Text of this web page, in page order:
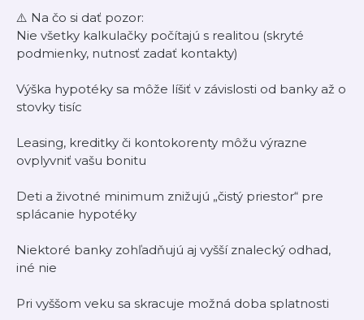
⚠️ Na čo si dať pozor:
Nie všetky kalkulačky počítajú s realitou (skryté
podmienky, nutnosť zadať kontakty)
Výška hypotéky sa môže líšiť v závislosti od banky až o
stovky tisíc
Leasing, kreditky či kontokorenty môžu výrazne
ovplyvniť vašu bonitu
Deti a životné minimum znižujú „čistý priestor“ pre
splácanie hypotéky
Niektoré banky zohľadňujú aj vyšší znalecký odhad,
iné nie
Pri vyššom veku sa skracuje možná doba splatnosti